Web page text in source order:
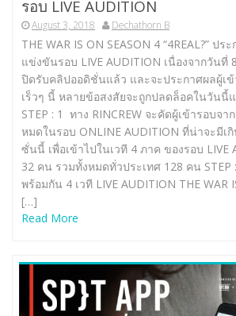
รอบ LIVE AUDITION
August 3, 2018 Dechathorn B
THE WAR IS ON SEASON 4 “4REAL?” ปร
แข่งขันรอบ LIVE AUDITION เนื่องจากวันที่
ปิดรับคลิปออดิชั่นแล้ว และจะประกาศผลผู้เ
เร็วๆ นี้ หลายข้อสงสัยจะถูกปลดล็อคในวันนี้
STEP : 1 ทาง RINCREW จะคัดผู้เข้ารอบจ
หมดในรอบ ONLINE AUDITION ที่น่าจะมีเ
ซั่นนี้ เพื่อเข้าไปในเวที 4 ภาค ของรอบ LIVE
32 คน รวมทั้งหมดทั่วประเทศ 128 คน STEP
พร้อมกัน 4 เวที LIVE AUDITION THE WAR
[…]
Read More